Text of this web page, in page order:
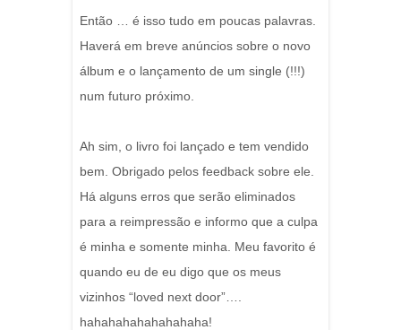
Então … é isso tudo em poucas palavras.
Haverá em breve anúncios sobre o novo
álbum e o lançamento de um single (!!!)
num futuro próximo.
Ah sim, o livro foi lançado e tem vendido
bem. Obrigado pelos feedback sobre ele.
Há alguns erros que serão eliminados
para a reimpressão e informo que a culpa
é minha e somente minha. Meu favorito é
quando eu de eu digo que os meus
vizinhos “loved next door”….
hahahahahahahahaha!